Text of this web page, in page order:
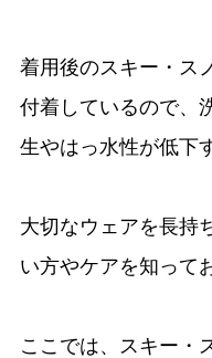
着用後のスキー・ス
付着しているので、
生やはっ水性が低下
大切なウェアを長持
い方やケアを知って
ここでは、スキー・